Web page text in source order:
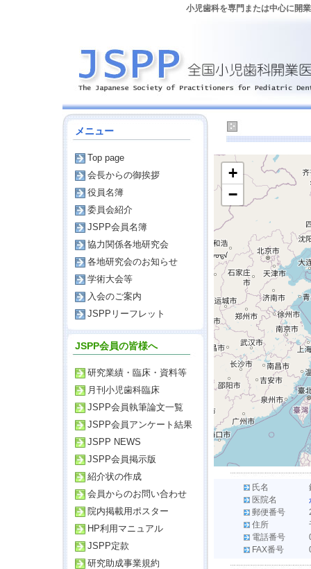
小児歯科を専門または中心に開
メニュー
Top page
会長からの御挨拶
役員名簿
委員会紹介
JSPP会員名簿
協力関係各地研究会
各地研究会のお知らせ
学術大会等
入会のご案内
JSPPリーフレット
JSPP会員の皆様へ
研究業績・臨床・資料等
月刊小児歯科臨床
JSPP会員執筆論文一覧
JSPP会員アンケート結果
JSPP NEWS
JSPP会員掲示版
紹介状の作成
会員からのお問い合わせ
院内掲載用ポスター
HP利用マニュアル
JSPP定款
研究助成事業規約
+
−
氏名
医院名
郵便番号
住所
電話番号
FAX番号